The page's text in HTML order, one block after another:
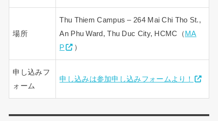
場所
Thu Thiem Campus – 264 Mai Chi Tho St.,
An Phu Ward, Thu Duc City, HCMC（ MA
P
）
申し込みフ
ォーム
申し込みは参加申し込みフォームより！